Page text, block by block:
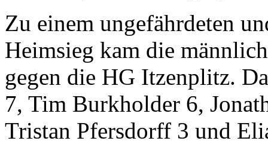
Zu einem ungefährdeten
Heimsieg kam die
gegen die HG Itzenplitz.
7, Tim Burkholder 6,
Tristan Pfersdorff 3 und